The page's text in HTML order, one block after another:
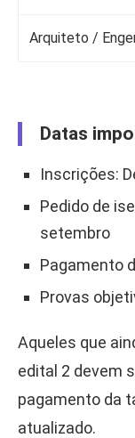
Arquiteto /
Datas
Inscrições:
Pedido de
setembro
Pagamento
Provas
Aqueles que
edital 2 devem
pagamento da
atualizado.